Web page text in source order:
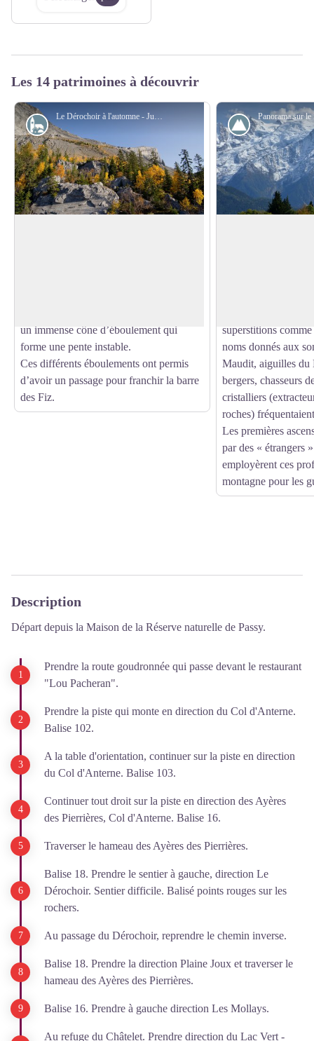
Les 14 patrimoines à découvrir
Histoire
un immense cône d’éboulement qui
forme une pente instable.
Ces différents éboulements ont permis
d’avoir un passage pour franchir la barre
des Fiz.
Sommet
superstitions
noms donnés aux
Maudit, aiguilles
bergers, chasseurs
cristalliers
roches)
Les premières
par des « étrangers
employèrent ces
montagne pour les
Description
Départ depuis la Maison de la Réserve naturelle de Passy.
Prendre la route goudronnée qui passe devant le restaurant
"Lou Pacheran".
Prendre la piste qui monte en direction du Col d'Anterne.
Balise 102.
A la table d'orientation, continuer sur la piste en direction
du Col d'Anterne. Balise 103.
Continuer tout droit sur la piste en direction des Ayères
des Pierrières, Col d'Anterne. Balise 16.
Traverser le hameau des Ayères des Pierrières.
Balise 18. Prendre le sentier à gauche, direction Le
Dérochoir. Sentier difficile. Balisé points rouges sur les
rochers.
Au passage du Dérochoir, reprendre le chemin inverse.
Balise 18. Prendre la direction Plaine Joux et traverser le
hameau des Ayères des Pierrières.
Balise 16. Prendre à gauche direction Les Mollays.
Au refuge du Châtelet. Prendre direction du Lac Vert -